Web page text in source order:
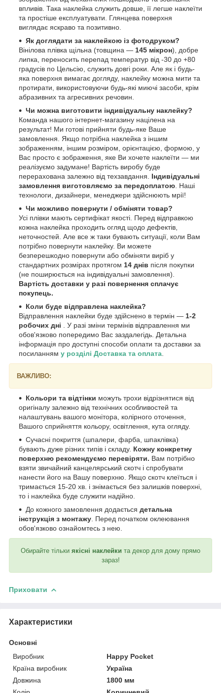
впливів. Така наклейка служить довше, її легше наклеїти
та простіше експлуатувати. Глянцева поверхня
виглядає яскраво та позитивно.
Як доглядати за наклейкою із фотодруком?
Вінілова плівка щільна (товщина — 145 мікрон), добре
липка, переносить перепад температур від -30 до +80
градусів по Цельсію, служить довгі роки. Але як і будь-
яка поверхня вимагає догляду, наклейку можна мити та
протирати, використовуючи будь-які миючі засоби, крім
абразивних та агресивних речовин.
Чи можна виготовити індивідуальну наклейку?
Команда нашого інтернет-магазину націлена на
результат! Ми готові прийняти будь-яке Ваше
замовлення. Якщо потрібна наклейка з іншим
зображенням, іншим розміром, орієнтацією, формою, у
Вас просто є зображення, яке Ви хочете наклеїти — ми
реалізуємо задумане! Вартість виробу буде
перерахована залежно від техзавдання. Індивідуальні
замовлення виготовляємо за передоплатою . Наші
технологи, дизайнери, менеджери здійснюють мрії!
Чи можливо повернути / обміняти товар?
Усі плівки мають сертифікат якості. Перед відправкою
кожна наклейка проходить огляд щодо дефектів,
неточностей. Але все ж таки бувають ситуації, коли Вам
потрібно повернути наклейку. Ви можете
безперешкодно повернути або обміняти виріб у
стандартних розмірах протягом 14 днів після покупки
(не поширюється на індивідуальні замовлення).
Вартість доставки у разі повернення сплачує
покупець.
Коли буде відправлена наклейка?
Відправлення наклейки буде здійснено в термін — 1-2
робочих дні . У разі зміни термінів відправлення ми
обов'язково попередимо Вас заздалегідь. Детальна
інформація про доступні способи оплати та доставки за
посиланням у розділі Доставка та оплата
ВАЖЛИВО:
Кольори та відтінки можуть трохи відрізнятися від
оригіналу залежно від технічних особливостей та
налаштувань вашого монітора, колірного оточення,
Вашого сприйняття кольору, освітлення, кута огляду.
Сучасні покриття (шпалери, фарба, шпаклівка)
бувають дуже різних типів і складу. Кожну конкретну
поверхню рекомендуємо перевіряти. Вам потрібно
взяти звичайний канцелярський скотч і спробувати
нанести його на Вашу поверхню. Якщо скотч клеїться і
тримається 15-20 хв. і знімається без залишків поверхні,
то і наклейка буде служити надійно.
До кожного замовлення додається детальна
інструкція з монтажу . Перед початком оклеювання
обов'язково ознайомтесь з нею.
Обирайте тільки якісні наклейки та декор для дому прямо
зараз!
Приховати
Характеристики
Основні
Виробник
Happy Pocket
Країна виробник
Україна
Довжина
1800 мм